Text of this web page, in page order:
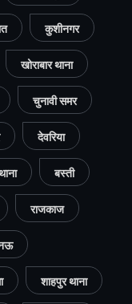
कुशीनगर
खोराबार थाना
चुनावी समर
देवरिया
बस्ती
राजकाज
शाहपुर थाना